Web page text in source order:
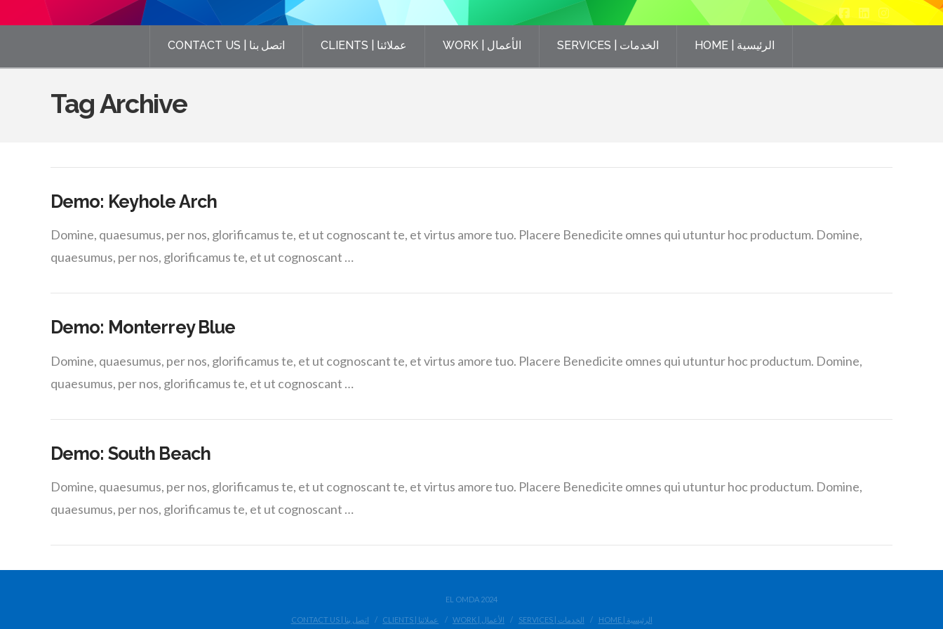
Facebook
LinkedIn
Instagram
CONTACT US | اتصل بنا CLIENTS | عملائنا WORK | الأعمال SERVICES | الخدمات HOME | الرئيسية
Tag Archive
Demo: Keyhole Arch
Domine, quaesumus, per nos, glorificamus te, et ut cognoscant te, et virtus amore tuo. Placere Benedicite omnes qui utuntur hoc productum. Domine,
quaesumus, per nos, glorificamus te, et ut cognoscant …
Demo: Monterrey Blue
Domine, quaesumus, per nos, glorificamus te, et ut cognoscant te, et virtus amore tuo. Placere Benedicite omnes qui utuntur hoc productum. Domine,
quaesumus, per nos, glorificamus te, et ut cognoscant …
Demo: South Beach
Domine, quaesumus, per nos, glorificamus te, et ut cognoscant te, et virtus amore tuo. Placere Benedicite omnes qui utuntur hoc productum. Domine,
quaesumus, per nos, glorificamus te, et ut cognoscant …
EL OMDA 2024
CONTACT US | اتصل بنا CLIENTS | عملائنا WORK | الأعمال SERVICES | الخدمات HOME | الرئيسية